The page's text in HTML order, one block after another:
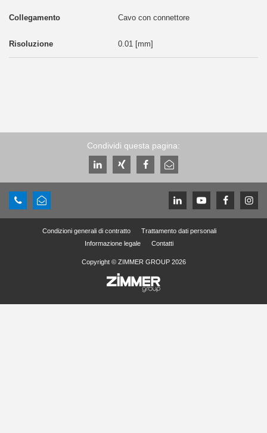
Cavo con connettore
0.01 [mm]
Condividi questa pagina:
Condizioni generali di contratto
Trattamento dati personali
Informazione legale
Contatti
Copyright © ZIMMER GROUP 2026